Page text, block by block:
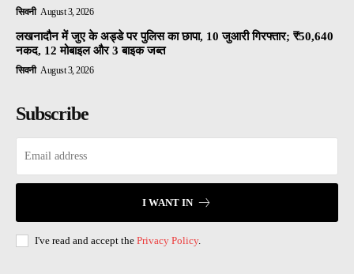
सिवनी August 3, 2026
लखनादौन में जुए के अड्डे पर पुलिस का छापा, 10 जुआरी गिरफ्तार; ₹50,640
नकद, 12 मोबाइल और 3 बाइक जब्त
सिवनी August 3, 2026
Subscribe
I WANT IN
I've read and accept the Privacy Policy.